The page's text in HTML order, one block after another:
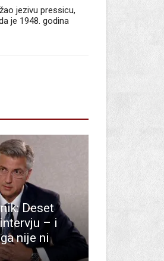
jezivu pressicu,
je 1948. godina
Deset
– i
nije ni